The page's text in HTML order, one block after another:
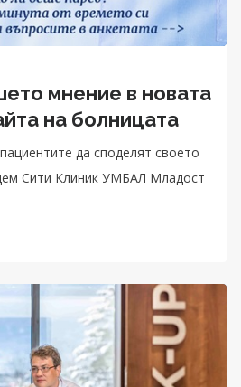
мнение в новата
на болницата
да споделят своето
Сити Клиник УМБАЛ Младост